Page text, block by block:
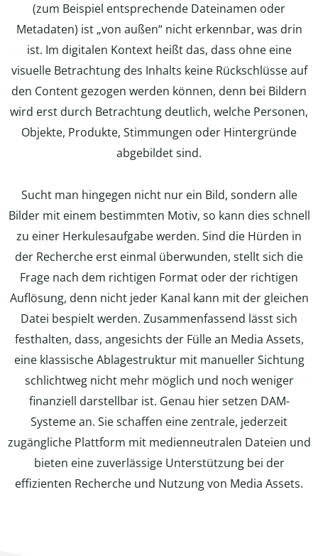
(zum Beispiel entsprechende Dateinamen oder
Metadaten) ist „von außen“ nicht erkennbar, was drin
ist. Im digitalen Kontext heißt das, dass ohne eine
visuelle Betrachtung des Inhalts keine Rückschlüsse auf
den Content gezogen werden können, denn bei Bildern
wird erst durch Betrachtung deutlich, welche Personen,
Objekte, Produkte, Stimmungen oder Hintergründe
abgebildet sind.
Sucht man hingegen nicht nur ein Bild, sondern alle
Bilder mit einem bestimmten Motiv, so kann dies schnell
zu einer Herkulesaufgabe werden. Sind die Hürden in
der Recherche erst einmal überwunden, stellt sich die
Frage nach dem richtigen Format oder der richtigen
Auflösung, denn nicht jeder Kanal kann mit der gleichen
Datei bespielt werden. Zusammenfassend lässt sich
festhalten, dass, angesichts der Fülle an Media Assets,
eine klassische Ablagestruktur mit manueller Sichtung
schlichtweg nicht mehr möglich und noch weniger
finanziell darstellbar ist. Genau hier setzen DAM-
Systeme an. Sie schaffen eine zentrale, jederzeit
zugängliche Plattform mit medienneutralen Dateien und
bieten eine zuverlässige Unterstützung bei der
effizienten Recherche und Nutzung von Media Assets.